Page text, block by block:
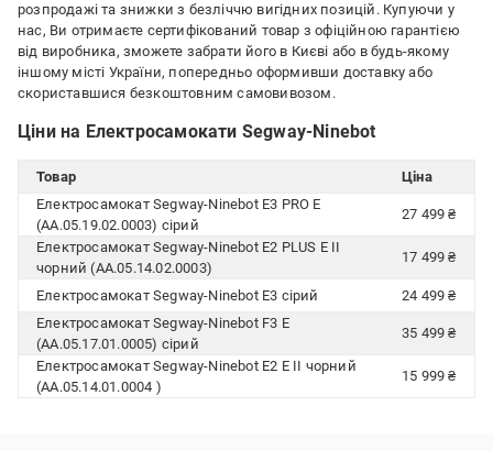
розпродажі та знижки з безліччю вигідних позицій. Купуючи у
нас, Ви отримаєте сертифікований товар з офіційною гарантією
від виробника, зможете забрати його в Києві або в будь-якому
іншому місті України, попередньо оформивши доставку або
скориставшися безкоштовним самовивозом.
Ціни на Електросамокати Segway-Ninebot
Товар
Ціна
Електросамокат Segway-Ninebot E3 PRO E
(AA.05.19.02.0003) сірий
27 499 ₴
Електросамокат Segway-Ninebot E2 PLUS E II
чорний (AA.05.14.02.0003)
17 499 ₴
Електросамокат Segway-Ninebot E3 сірий
24 499 ₴
Електросамокат Segway-Ninebot F3 E
(AA.05.17.01.0005) сірий
35 499 ₴
Електросамокат Segway-Ninebot E2 E II чорний
(AA.05.14.01.0004 )
15 999 ₴